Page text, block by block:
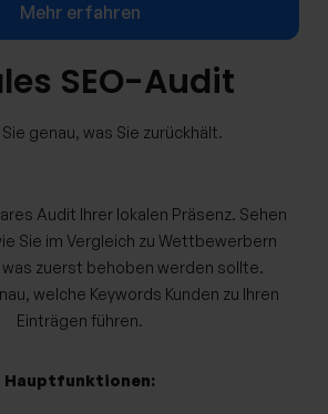
Mehr erfahren
SEO-Audit
genau, was Sie zurückhält.
Audit Ihrer lokalen Präsenz. Sehen
Sie im Vergleich zu Wettbewerbern
zuerst behoben werden sollte.
welche Keywords Kunden zu Ihren
Einträgen führen.
Hauptfunktionen: